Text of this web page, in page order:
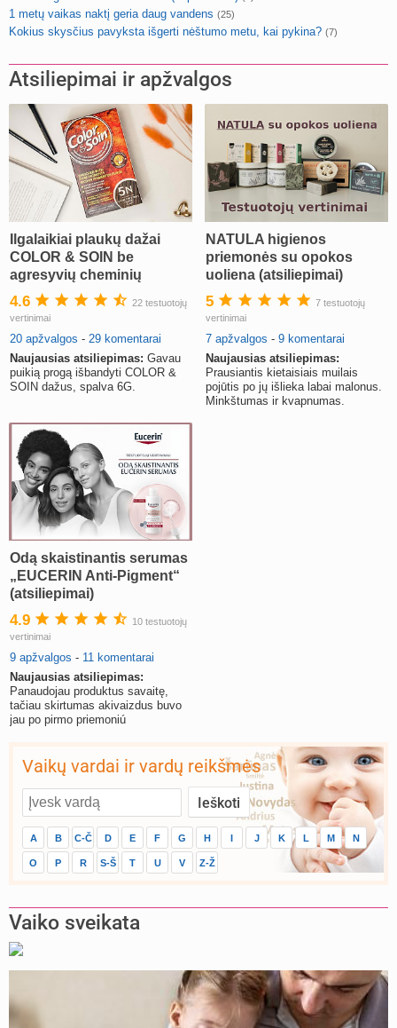
1 metų vaikas naktį geria daug vandens (25)
Kokius skysčius pavyksta išgerti nėštumo metu, kai pykina? (7)
Atsiliepimai ir apžvalgos
Ilgalaikiai plaukų dažai
COLOR & SOIN be
agresyvių cheminių
medžiagų (atsiliepimai)
4.6
22 testuotojų
vertinimai
20 apžvalgos - 29 komentarai
Naujausias atsiliepimas: Gavau
puikią progą išbandyti COLOR &
SOIN dažus, spalva 6G.
NATULA higienos
priemonės su opokos
uoliena (atsiliepimai)
5
7 testuotojų
vertinimai
7 apžvalgos - 9 komentarai
Naujausias atsiliepimas:
Prausiantis kietaisiais muilais
pojūtis po jų išlieka labai malonus.
Minkštumas ir kvapnumas.
Odą skaistinantis serumas
„EUCERIN Anti-Pigment“
(atsiliepimai)
4.9
10 testuotojų
vertinimai
9 apžvalgos - 11 komentarai
Naujausias atsiliepimas:
Panaudojau produktus savaitę,
tačiau skirtumas akivaizdus buvo
jau po pirmo priemoniú
Vaikų vardai ir vardų reikšmės
A B C-Č D E F G H J K L M N
O P R S-Š T U V Z-Ž
Vaiko sveikata